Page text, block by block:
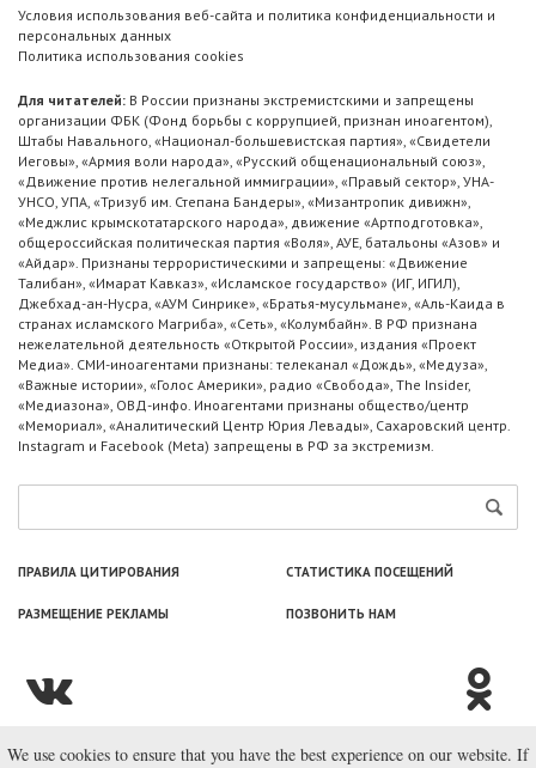
Условия использования веб-сайта и политика конфиденциальности и
персональных данных
Политика использования cookies
Для читателей: В России признаны экстремистскими и запрещены
организации ФБК (Фонд борьбы с коррупцией, признан иноагентом),
Штабы Навального, «Национал-большевистская партия», «Свидетели
Иеговы», «Армия воли народа», «Русский общенациональный союз»,
«Движение против нелегальной иммиграции», «Правый сектор», УНА-
УНСО, УПА, «Тризуб им. Степана Бандеры», «Мизантропик дивижн»,
«Меджлис крымскотатарского народа», движение «Артподготовка»,
общероссийская политическая партия «Воля», АУЕ, батальоны «Азов» и
«Айдар». Признаны террористическими и запрещены: «Движение
Талибан», «Имарат Кавказ», «Исламское государство» (ИГ, ИГИЛ),
Джебхад-ан-Нусра, «АУМ Синрике», «Братья-мусульмане», «Аль-Каида в
странах исламского Магриба», «Сеть», «Колумбайн». В РФ признана
нежелательной деятельность «Открытой России», издания «Проект
Медиа». СМИ-иноагентами признаны: телеканал «Дождь», «Медуза»,
«Важные истории», «Голос Америки», радио «Свобода», The Insider,
«Медиазона», ОВД-инфо. Иноагентами признаны общество/центр
«Мемориал», «Аналитический Центр Юрия Левады», Сахаровский центр.
Instagram и Facebook (Metа) запрещены в РФ за экстремизм.
ПРАВИЛА ЦИТИРОВАНИЯ СТАТИСТИКА ПОСЕЩЕНИЙ
РАЗМЕЩЕНИЕ РЕКЛАМЫ ПОЗВОНИТЬ НАМ
© ООО «Лаборатория Новоcтей», 2003—2026.
We use cookies to ensure that you have the best experience on our website. If